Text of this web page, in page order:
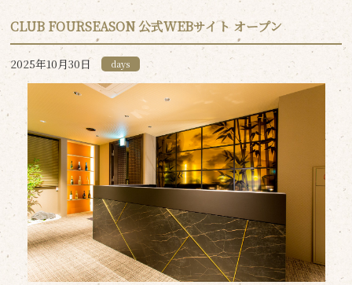
CLUB FOURSEASON 公式WEBサイト オープン
2025年10月30日 days